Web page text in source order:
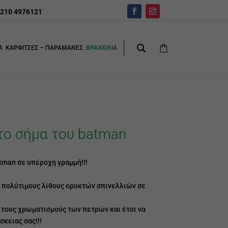
4976121
ΚΑΡΦΙΤΣΕΣ – ΠΑΡΑΜΑΝΕΣ ΒΡΑΧΙΟΛΙΑ
σήμα του batman
σε υπέροχη γραμμή!!!
λίθους ορυκτών σπινελλιών σε
χρωματισμούς των πετρών και έτσι να
σας!!!